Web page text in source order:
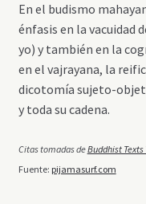
En el budismo
énfasis en la vacuidad
yo) y también en la
en el vajrayana, la
dicotomía sujeto-
y toda su cadena.
Citas tomadas deBuddhist Texts
Fuente: pijamasurf.com